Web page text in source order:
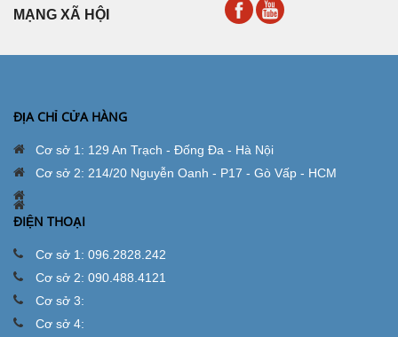
MẠNG XÃ HỘI
ĐỊA CHỈ CỬA HÀNG
Cơ sở 1: 129 An Trạch - Đống Đa - Hà Nội
Cơ sở 2: 214/20 Nguyễn Oanh - P17 - Gò Vấp - HCM
ĐIỆN THOẠI
Cơ sở 1: 096.2828.242
Cơ sở 2: 090.488.4121
Cơ sở 3:
Cơ sở 4: